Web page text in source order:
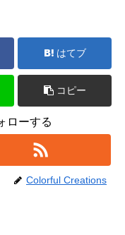
はてブ
コピー
ローする
Colorful Creations